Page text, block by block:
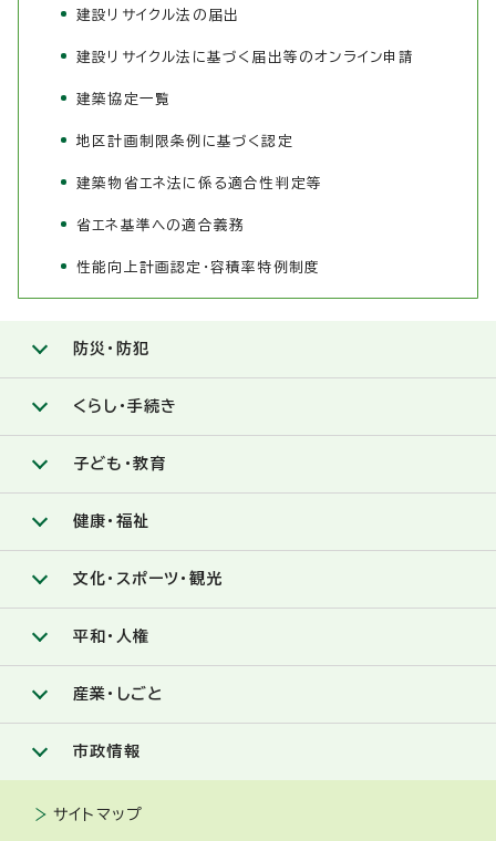
建設リサイクル法の届出
建設リサイクル法に基づく届出等のオンライン申請
建築協定一覧
地区計画制限条例に基づく認定
建築物省エネ法に係る適合性判定等
省エネ基準への適合義務
性能向上計画認定・容積率特例制度
防災・防犯
くらし・手続き
子ども・教育
健康・福祉
文化・スポーツ・観光
平和・人権
産業・しごと
市政情報
サイトマップ